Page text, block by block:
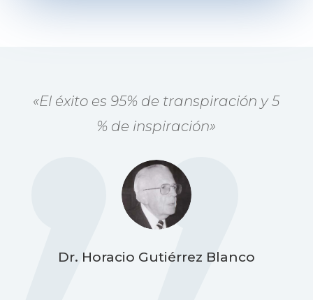
«El éxito es 95% de transpiración y 5
% de inspiración»
Dr. Horacio Gutiérrez Blanco